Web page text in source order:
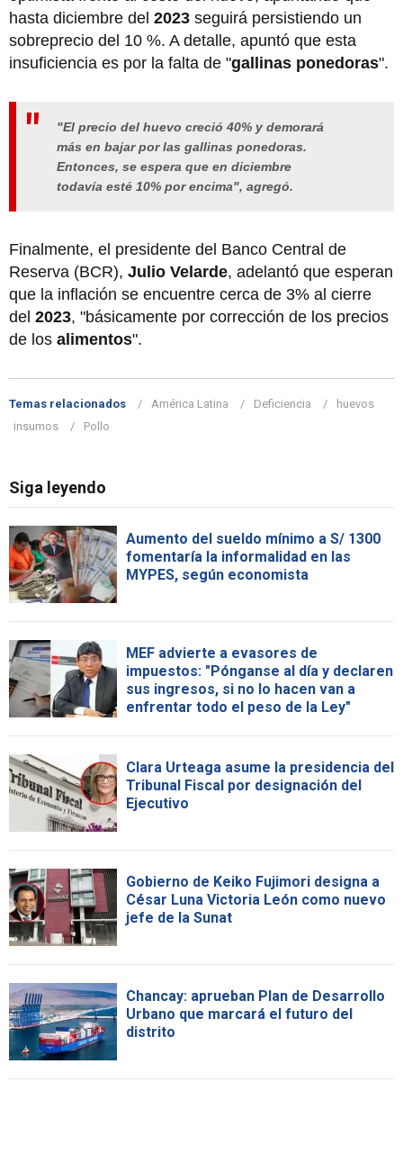
hasta diciembre del 2023 seguirá persistiendo un
sobreprecio del 10 %. A detalle, apuntó que esta
insuficiencia es por la falta de "gallinas ponedoras".
"El precio del huevo creció 40% y demorará
más en bajar por las gallinas ponedoras.
Entonces, se espera que en diciembre
todavía esté 10% por encima", agregó.
Finalmente, el presidente del Banco Central de
Reserva (BCR), Julio Velarde, adelantó que esperan
que la inflación se encuentre cerca de 3% al cierre
del 2023, "básicamente por corrección de los precios
de los alimentos".
Temas relacionados América Latina Deficiencia
huevos
insumos
Pollo
Siga leyendo
Aumento del sueldo mínimo a S/ 1300
fomentaría la informalidad en las
MYPES, según economista
MEF advierte a evasores de
impuestos: "Pónganse al día y declaren
sus ingresos, si no lo hacen van a
enfrentar todo el peso de la Ley"
Clara Urteaga asume la presidencia del
Tribunal Fiscal por designación del
Ejecutivo
Gobierno de Keiko Fujimori designa a
César Luna Victoria León como nuevo
jefe de la Sunat
Chancay: aprueban Plan de Desarrollo
Urbano que marcará el futuro del
distrito